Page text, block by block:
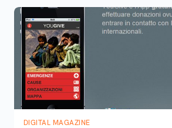
DIGITAL MAGAZINE